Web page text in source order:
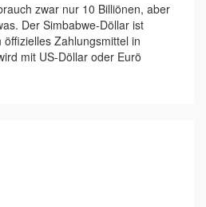
zwar nur 10 Billiönen, aber
Der Simbabwe-Döllar ist
Zahlungsmittel in
mit US-Döllar oder Eurö